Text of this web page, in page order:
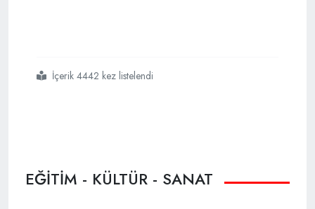
#etnospor
#kültür
#festivalinden
#renkli
#görüntüler
İçerik 4442 kez listelendi
EĞİTİM - KÜLTÜR - SANAT